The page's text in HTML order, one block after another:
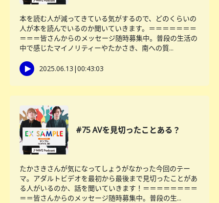
本を読む人が減ってきている気がするので、どのくらいの
人が本を読んでいるのか聞いていきます。＝＝＝＝＝＝＝
＝＝＝皆さんからのメッセージ随時募集中。普段の生活の
中で感じたマイノリティーやたかさき、南への質...
2025.06.13 |00:43:03
#75 AVを見切ったことある？
たかさきさんが気になってしょうがなかった今回のテー
マ。アダルトビデオを最初から最後まで見切ったことがあ
る人がいるのか、話を聞いていきます！＝＝＝＝＝＝＝＝
＝＝皆さんからのメッセージ随時募集中。普段の生...